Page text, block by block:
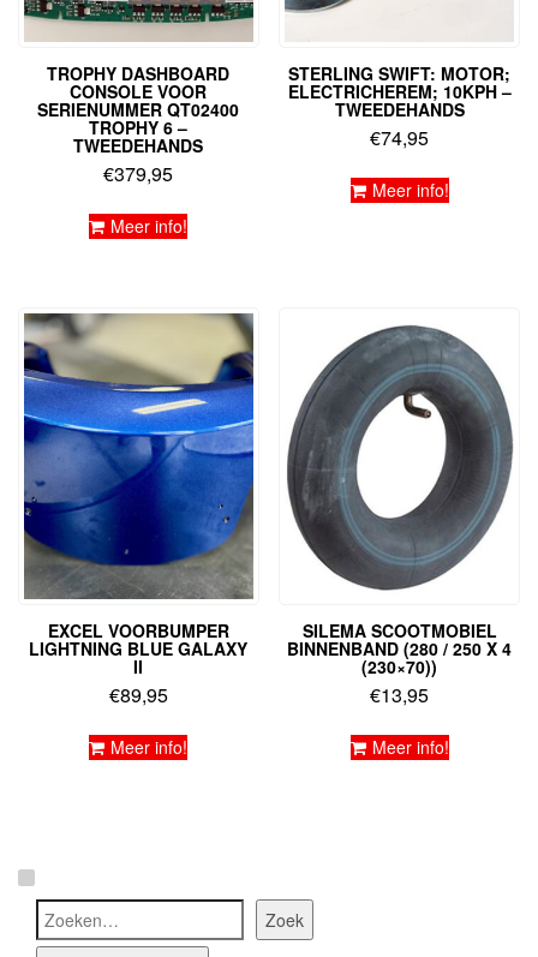
TROPHY DASHBOARD
CONSOLE VOOR
SERIENUMMER QT02400
TROPHY 6 –
TWEEDEHANDS
€379,95
Meer info!
STERLING SWIFT: MOTOR;
ELECTRICHEREM; 10KPH –
TWEEDEHANDS
€74,95
Meer info!
EXCEL VOORBUMPER
LIGHTNING BLUE GALAXY
II
€89,95
Meer info!
SILEMA SCOOTMOBIEL
BINNENBAND (280 / 250 X 4
(230×70))
€13,95
Meer info!
Zoeken Zoek